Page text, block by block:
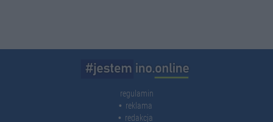
regulamin
reklama
redakcja